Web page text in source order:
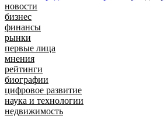
новости
бизнес
финансы
рынки
первые лица
мнения
рейтинги
биографии
цифровое развитие
наука и технологии
недвижимость